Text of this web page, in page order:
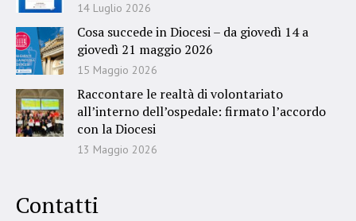
14 Luglio 2026
Cosa succede in Diocesi – da giovedì 14 a
giovedì 21 maggio 2026
15 Maggio 2026
Raccontare le realtà di volontariato
all’interno dell’ospedale: firmato l’accordo
con la Diocesi
13 Maggio 2026
Contatti